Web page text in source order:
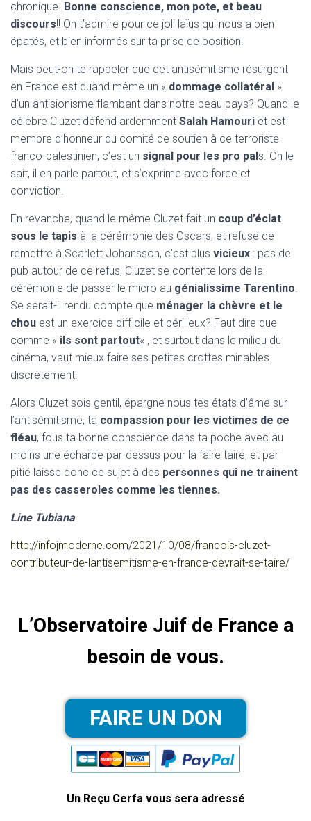
chronique. Bonne conscience, mon pote, et beau
discours!! On t’admire pour ce joli laïus qui nous a bien
épatés, et bien informés sur ta prise de position!
Mais peut-on te rappeler que cet antisémitisme résurgent
en France est quand même un « dommage collatéral »
d’un antisionisme flambant dans notre beau pays? Quand le
célèbre Cluzet défend ardemment Salah Hamouri et est
membre d’honneur du comité de soutien à ce terroriste
franco-palestinien, c’est un signal pour les pro pals. On le
sait, il en parle partout, et s’exprime avec force et
conviction.
En revanche, quand le même Cluzet fait un coup d’éclat
sous le tapis à la cérémonie des Oscars, et refuse de
remettre à Scarlett Johansson, c’est plus vicieux : pas de
pub autour de ce refus, Cluzet se contente lors de la
cérémonie de passer le micro au génialissime Tarentino.
Se serait-il rendu compte que ménager la chèvre et le
chou est un exercice difficile et périlleux? Faut dire que
comme « ils sont partout« , et surtout dans le milieu du
cinéma, vaut mieux faire ses petites crottes minables
discrètement.
Alors Cluzet sois gentil, épargne nous tes états d’âme sur
l’antisémitisme, ta compassion pour les victimes de ce
fléau, fous ta bonne conscience dans ta poche avec au
moins une écharpe par-dessus pour la faire taire, et par
pitié laisse donc ce sujet à des personnes qui ne trainent
pas des casseroles comme les tiennes.
Line Tubiana
http://infojmoderne.com/2021/10/08/francois-cluzet-
contributeur-de-lantisemitisme-en-france-devrait-se-taire/
L’Observatoire Juif de France a
besoin de vous.
Un Reçu Cerfa vous sera adressé